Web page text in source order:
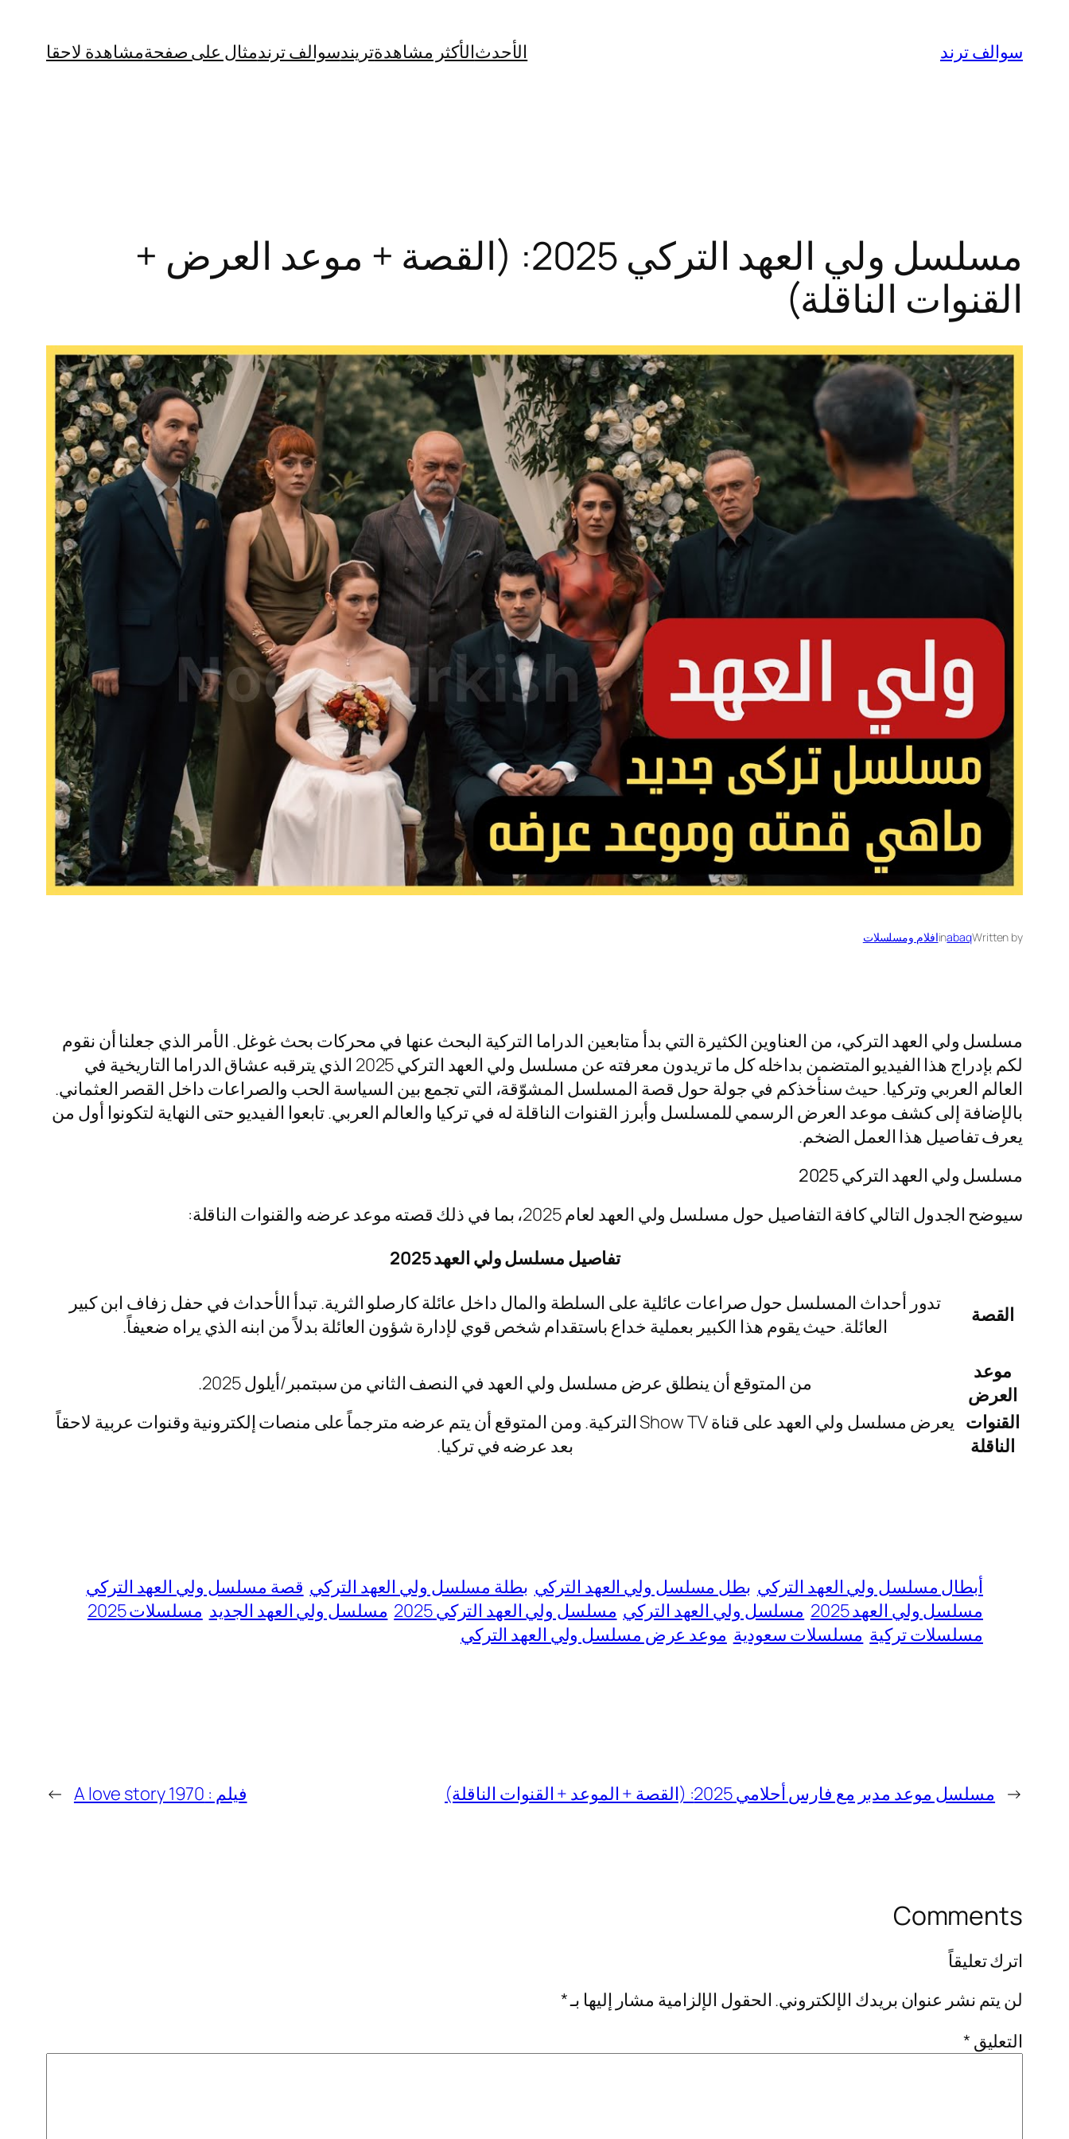
المحتوى
سوالف ترند الأحدثالأكثر مشاهدةتريندسوالف ترندمثال على صفحةمشاهدة لاحقا
مسلسل ولي العهد التركي 2025: (القصة + موعد العرض +
القنوات الناقلة)
Written by
abaq
inافلام ومسلسلات
مسلسل ولي العهد التركي، من العناوين الكثيرة التي بدأ متابعين الدراما التركية البحث عنها في محركات بحث غوغل. الأمر الذي جعلنا أن نقوم
لكم بإدراج هذا الفيديو المتضمن بداخله كل ما تريدون معرفته عن مسلسل ولي العهد التركي 2025 الذي يترقبه عشاق الدراما التاريخية في
العالم العربي وتركيا. حيث سنأخذكم في جولة حول قصة المسلسل المشوّقة، التي تجمع بين السياسة الحب والصراعات داخل القصر العثماني.
بالإضافة إلى كشف موعد العرض الرسمي للمسلسل وأبرز القنوات الناقلة له في تركيا والعالم العربي. تابعوا الفيديو حتى النهاية لتكونوا أول من
يعرف تفاصيل هذا العمل الضخم.
مسلسل ولي العهد التركي 2025
سيوضح الجدول التالي كافة التفاصيل حول مسلسل ولي العهد لعام 2025، بما في ذلك قصته موعد عرضه والقنوات الناقلة:
تفاصيل مسلسل ولي العهد 2025
القصة
تدور أحداث المسلسل حول صراعات عائلية على السلطة والمال داخل عائلة كارصلو الثرية. تبدأ الأحداث في حفل زفاف ابن كبير
العائلة. حيث يقوم هذا الكبير بعملية خداع باستقدام شخص قوي لإدارة شؤون العائلة بدلاً من ابنه الذي يراه ضعيفاً.
موعد
العرض
من المتوقع أن ينطلق عرض مسلسل ولي العهد في النصف الثاني من سبتمبر/أيلول 2025.
القنوات
الناقلة
يعرض مسلسل ولي العهد على قناة Show TV التركية. ومن المتوقع أن يتم عرضه مترجماً على منصات إلكترونية وقنوات عربية لاحقاً
بعد عرضه في تركيا.
أبطال مسلسل ولي العهد التركي بطل مسلسل ولي العهد التركي بطلة مسلسل ولي العهد التركي قصة مسلسل ولي العهد التركي
مسلسل ولي العهد 2025
مسلسل ولي العهد التركي مسلسل ولي العهد التركي 2025 مسلسل ولي العهد الجديد مسلسلات 2025
مسلسلات تركية مسلسلات سعودية موعد عرض مسلسل ولي العهد التركي
← مسلسل موعد مدبر مع فارس أحلامي 2025: (القصة + الموعد + القنوات الناقلة) فيلم : A love story 1970 →
Comments
اترك تعليقاً
لن يتم نشر عنوان بريدك الإلكتروني. الحقول الإلزامية مشار إليها بـ*
التعليق *